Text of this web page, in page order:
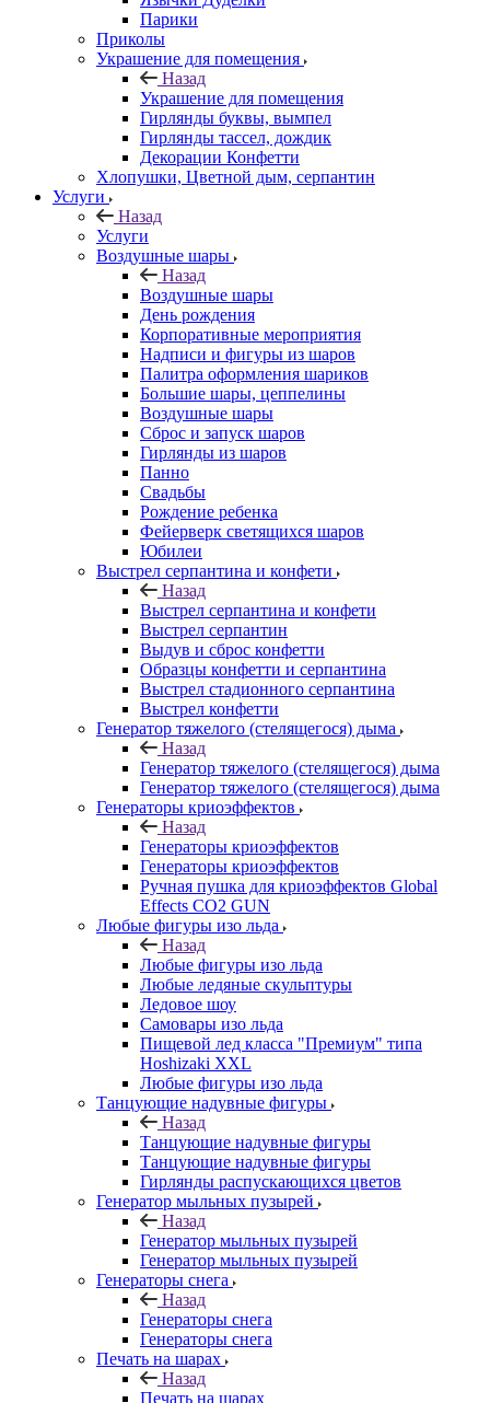
Парики
Приколы
Украшение для помещения
Назад
Украшение для помещения
Гирлянды буквы, вымпел
Гирлянды тассел, дождик
Декорации Конфетти
Хлопушки, Цветной дым, серпантин
Услуги
Назад
Услуги
Воздушные шары
Назад
Воздушные шары
День рождения
Корпоративные мероприятия
Надписи и фигуры из шаров
Палитра оформления шариков
Большие шары, цеппелины
Воздушные шары
Сброс и запуск шаров
Гирлянды из шаров
Панно
Свадьбы
Рождение ребенка
Фейерверк светящихся шаров
Юбилеи
Выстрел серпантина и конфети
Назад
Выстрел серпантина и конфети
Выстрел серпантин
Выдув и сброс конфетти
Образцы конфетти и серпантина
Выстрел стадионного серпантина
Выстрел конфетти
Генератор тяжелого (стелящегося) дыма
Назад
Генератор тяжелого (стелящегося) дыма
Генератор тяжелого (стелящегося) дыма
Генераторы криоэффектов
Назад
Генераторы криоэффектов
Генераторы криоэффектов
Ручная пушка для криоэффектов Global
Effects CO2 GUN
Любые фигуры изо льда
Назад
Любые фигуры изо льда
Любые ледяные скульптуры
Ледовое шоу
Самовары изо льда
Пищевой лед класса "Премиум" типа
Hoshizaki XXL
Любые фигуры изо льда
Танцующие надувные фигуры
Назад
Танцующие надувные фигуры
Танцующие надувные фигуры
Гирлянды распускающихся цветов
Генератор мыльных пузырей
Назад
Генератор мыльных пузырей
Генератор мыльных пузырей
Генераторы снега
Назад
Генераторы снега
Генераторы снега
Печать на шарах
Назад
Печать на шарах